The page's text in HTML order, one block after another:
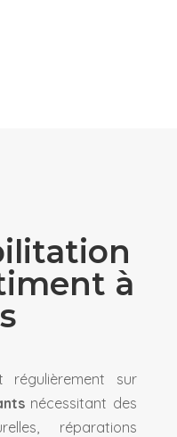
à
régulièrement sur
nécessitant des
réparations